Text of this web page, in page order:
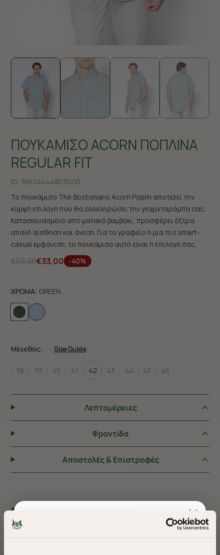
ΠΟΥΚΑΜΙΣΟ ACORN ΠΟΠΛΙΝΑ
REGULAR FIT
ID: 3BAS4444|B130GR
Το πουκάμισο The Bostonians Acorn Poplin αποτελεί την
κομψή επιλογή που θα ολοκληρώσει την γκαρνταρόμπα σας.
Κατασκευασμένο από μαλακό βαμβάκι, προσφέρει έξτρα
απαλή αίσθηση και άνεση. Για το γραφείο ή μια πιο smart-
casual εμφάνιση, το πουκάμισο αυτό είναι η επιλογή σας.
€55,00€33,00 -40%
ΧΡΩΜΑ: GREEN
Μέγεθος: Size Guide
38 39 40 41 42 43 44 45 46
Λεπτομέρειες
Φροντiδα
Αποστολές & Επιστροφές
ΠΡΟΤΕΙΝΟΥΜΕ ΓΙΑ ΕΣΑΣ